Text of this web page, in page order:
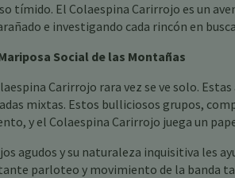
tímido. El Colaespina Carirrojo es un
e investigando cada rincón en
Social de las Montañas
Carirrojo rara vez se ve solo.
mixtas. Estos bulliciosos grupos,
y el Colaespina Carirrojo juega un
agudos y su naturaleza inquisitiva les
parloteo y movimiento de la banda